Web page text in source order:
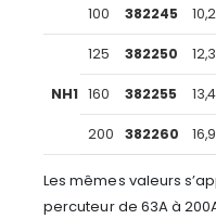
100 382245 10,2
NH1
125 382250 12,3
160 382255 13,4
200 382260 16,9
Les mêmes valeurs
percuteur de 63A à